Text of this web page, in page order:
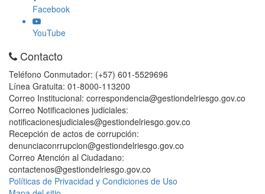
Facebook
YouTube
Contacto
Teléfono Conmutador: (+57) 601-5529696
Línea Gratuita: 01-8000-113200
Correo Institucional: correspondencia@gestiondelriesgo.gov.co
Correo Notificaciones judiciales:
notificacionesjudiciales@gestiondelriesgo.gov.co
Recepción de actos de corrupción:
denunciaconrrupcion@gestiondelriesgo.gov.co
Correo Atención al Ciudadano:
contactenos@gestiondelriesgo.gov.co
Políticas de Privacidad y Condiciones de Uso